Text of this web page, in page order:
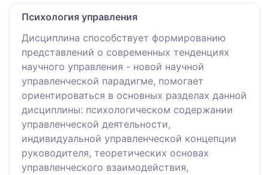
Психология управления
Дисциплина способствует формированию
представлений о современных тенденциях
научного управления - новой научной
управленческой парадигме, помогает
ориентироваться в основных разделах данной
дисциплины: психологическом содержании
управленческой деятельности,
индивидуальной управленческой концепции
руководителя, теоретических основах
управленческого взаимодействия,